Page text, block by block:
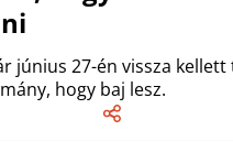
27-én vissza kellett
hogy baj lesz.